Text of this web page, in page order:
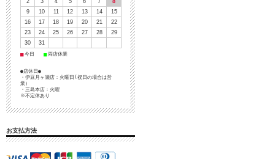
2 3 4 5 6 7
8
9
10 11 12 13 14
15
16
17 18 19 20 21
22
23
24 25 26 27 28
29
30
31
■ 今日 ■ 両店休業
●店休日●
・伊豆月ヶ瀬店：火曜日(祝日の場合は営
業）
・三島本店：火曜
※不定休あり
お支払方法